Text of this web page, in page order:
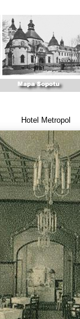
Hotel Metropol